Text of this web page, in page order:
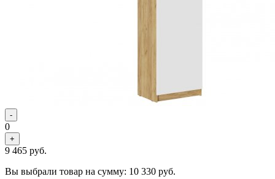
-
0
+
9 465 руб.
Вы выбрали товар на сумму: 10 330 руб.